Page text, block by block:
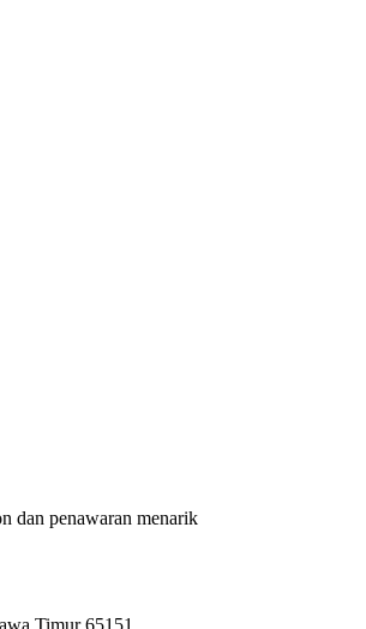
dan penawaran menarik
Timur 65151